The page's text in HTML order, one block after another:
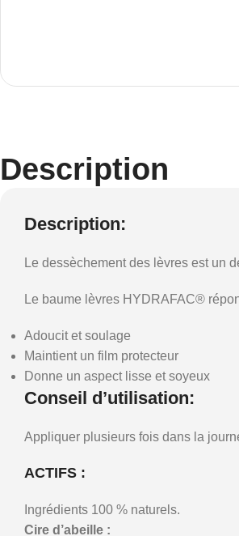
Description
Description:
Le dessèchement des lèvres est un
Le baume lèvres HYDRAFAC®
Adoucit et soulage
Maintient un film protecteur
Donne un aspect lisse et soyeux
Conseil d’utilisation:
Appliquer plusieurs fois dans la
ACTIFS :
Ingrédients 100 % naturels.
Cire d’abeille :